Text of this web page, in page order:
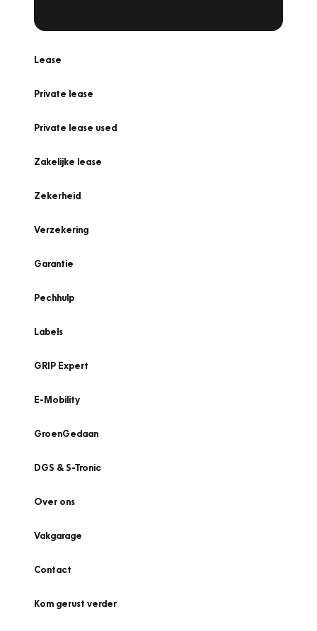
Lease
Private lease
Private lease used
Zakelijke lease
Zekerheid
Verzekering
Garantie
Pechhulp
Labels
GRIP Expert
E-Mobility
GroenGedaan
DGS & S-Tronic
Over ons
Vakgarage
Contact
Kom gerust verder